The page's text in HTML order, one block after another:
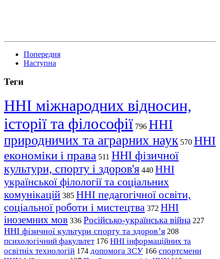
Попередня
Наступна
Теги
ННІ міжнародних відносин,
історії та філософії 796 ННІ
природничих та аграрних наук 570 ННІ
економіки і права 511 ННІ фізичної
культури, спорту і здоров'я 440 ННІ
української філології та соціальних
комунікацій 385 ННІ педагогічної освіти,
соціальної роботи і мистецтва 372 ННІ
іноземних мов 336 Російсько-українська війна 227
ННІ фізичної культури спорту та здоров’я 208
психологічний факультет 176 ННІ інформаційних та
освітніх технологій 174 допомога ЗСУ 166 спортсмени